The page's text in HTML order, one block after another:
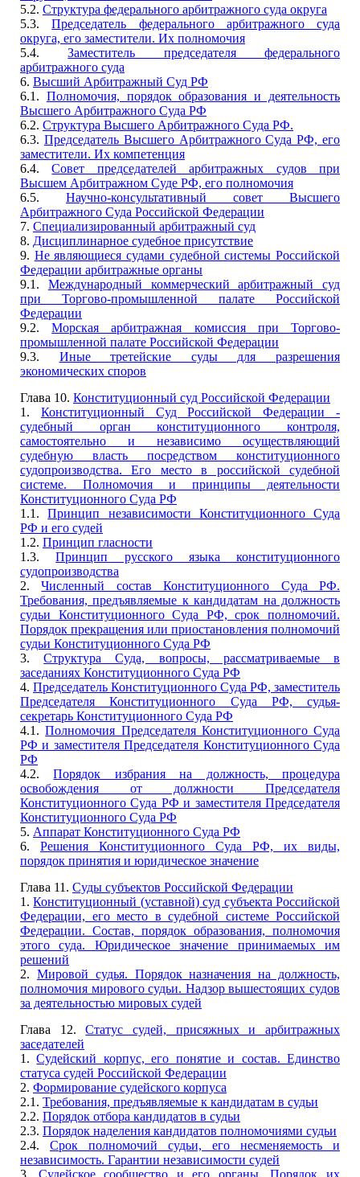
5.2. Структура федерального арбитражного суда округа
5.3.Председатель федерального арбитражного суда
округа, его заместители. Их полномочия
5.4.Заместитель председателя федерального
арбитражного суда
6. Высший Арбитражный Суд РФ
6.1. Полномочия, порядок образования и деятельность
Высшего Арбитражного Суда РФ
6.2. Структура Высшего Арбитражного Суда РФ.
6.3. Председатель Высшего Арбитражного Суда РФ, его
заместители. Их компетенция
6.4.Совет председателей арбитражных судов при
Высшем Арбитражном Суде РФ, его полномочия
6.5. Научно-консультативный совет Высшего
Арбитражного Суда Российской Федерации
7. Специализированный арбитражный суд
8. Дисциплинарное судебное присутствие
9. Не являющиеся судами судебной системы Российской
Федерации арбитражные органы
9.1. Международный коммерческий арбитражный суд
при Торгово-промышленной палате Российской
Федерации
9.2.Морская арбитражная комиссия при Торгово-
промышленной палате Российской Федерации
9.3. Иные третейские суды для разрешения
экономических споров
Глава 10. Конституционный суд Российской Федерации
1. Конституционный Суд Российской Федерации -
судебный орган конституционного контроля,
самостоятельно и независимо осуществляющий
судебную власть посредством конституционного
судопроизводства. Его место в российской судебной
системе. Полномочия и принципы деятельности
Конституционного Суда РФ
1.1.Принцип независимости Конституционного Суда
РФ и его судей
1.2. Принцип гласности
1.3.Принцип русского языка конституционного
судопроизводства
2.Численный состав Конституционного Суда РФ.
Требования, предъявляемые к кандидатам на должность
судьи Конституционного Суда РФ, срок полномочий.
Порядок прекращения или приостановления полномочий
судьи Конституционного Суда РФ
3.Структура Суда, вопросы, рассматриваемые в
заседаниях Конституционного Суда РФ
4. Председатель Конституционного Суда РФ, заместитель
Председателя Конституционного Суда РФ, судья-
секретарь Конституционного Суда РФ
4.1.Полномочия Председателя Конституционного Суда
РФ и заместителя Председателя Конституционного Суда
РФ
4.2.Порядок избрания на должность, процедура
освобождения от должности Председателя
Конституционного Суда РФ и заместителя Председателя
Конституционного Суда РФ
5. Аппарат Конституционного Суда РФ
6. Решения Конституционного Суда РФ, их виды,
порядок принятия и юридическое значение
Глава 11. Суды субъектов Российской Федерации
1.Конституционный (уставной) суд субъекта Российской
Федерации, его место в судебной системе Российской
Федерации. Состав, порядок образования, полномочия
этого суда. Юридическое значение принимаемых им
решений
2. Мировой судья. Порядок назначения на должность,
полномочия мирового судьи. Надзор вышестоящих судов
за деятельностью мировых судей
Глава 12.Статус судей, присяжных и арбитражных
заседателей
1.Судейский корпус, его понятие и состав. Единство
статуса судей Российской Федерации
2. Формирование судейского корпуса
2.1. Требования, предъявляемые к кандидатам в судьи
2.2. Порядок отбора кандидатов в судьи
2.3. Порядок наделения кандидатов полномочиями судьи
2.4. Срок полномочий судьи, его несменяемость и
независимость. Гарантии независимости судей
3. Судейское сообщество и его органы. Порядок их